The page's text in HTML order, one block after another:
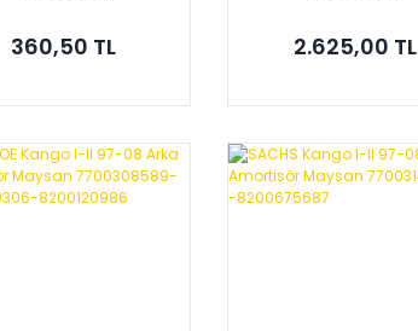
360,50 TL
Sepete Ekle
2.625,00 TL
Sepete Ekle